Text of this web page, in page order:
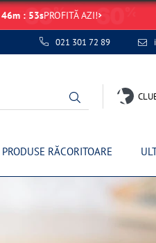
46m : 52sPROFITĂ AZI!
datelor 021 301 72 89
PRODUSE RĂCORITOARE